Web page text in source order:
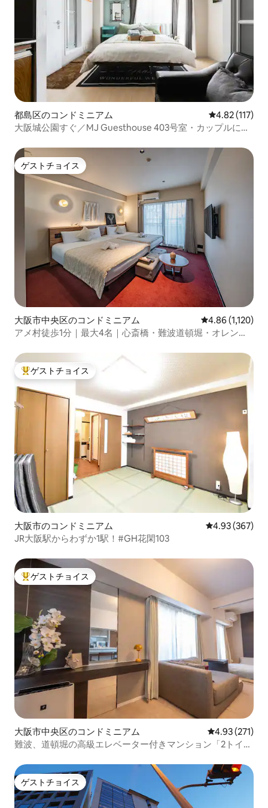
都島区のコンドミニアム レビュー117
4.82 (117)
大阪城公園すぐ／MJ Guesthouse 403号室・カップルに最
ゲストチョイス
ゲストチョイス
大阪市中央区のコンドミニアム レビュー1,120
4.86 (1,120)
アメ村徒歩1分｜最大4名｜心斎橋・難波道頓堀・オレンジ
大好評のゲストチョイスです。
ゲストチョイス
大阪市のコンドミニアム レビュー367
4.93 (367)
JR大阪駅からわずか1駅！#GH花閑103
大好評のゲストチョイスです。
ゲストチョイス
大阪市中央区のコンドミニアム レビュー271
4.93 (271)
難波、道頓堀の高級エレベーター付きマンション「2トイ
分、同じ建物に他のリスティングもありますのでお問い合
わせください
ゲストチョイス
ゲストチョイス